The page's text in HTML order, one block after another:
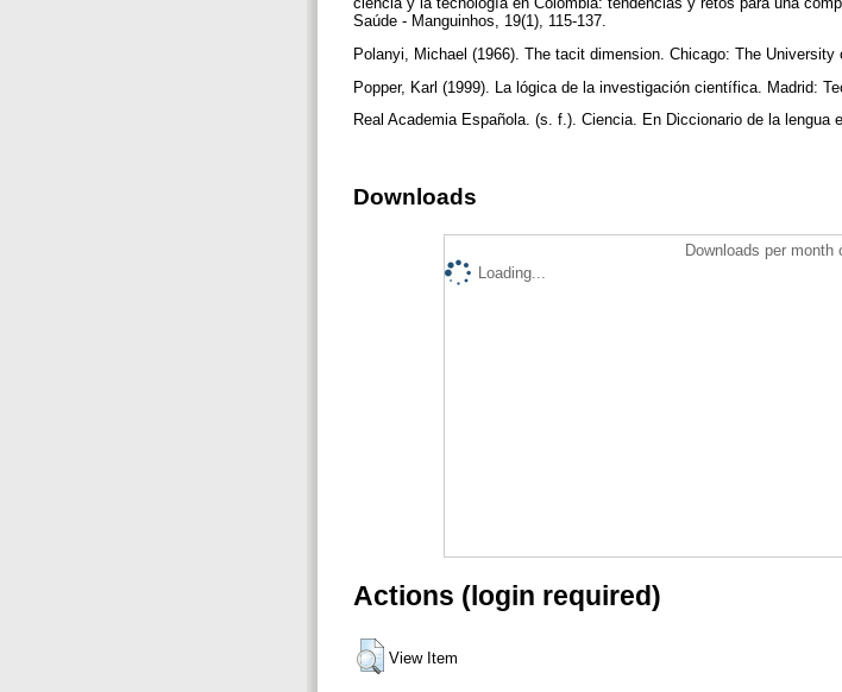
Saúde - Manguinhos, 19(1), 115-137.
Polanyi, Michael (1966). The tacit dimension. Chicago: The University
Popper, Karl (1999). La lógica de la investigación científica. Madrid:
Real Academia Española. (s. f.). Ciencia. En Diccionario de la lengua
Downloads
Downloads per month
Loading...
Actions (login required)
View Item